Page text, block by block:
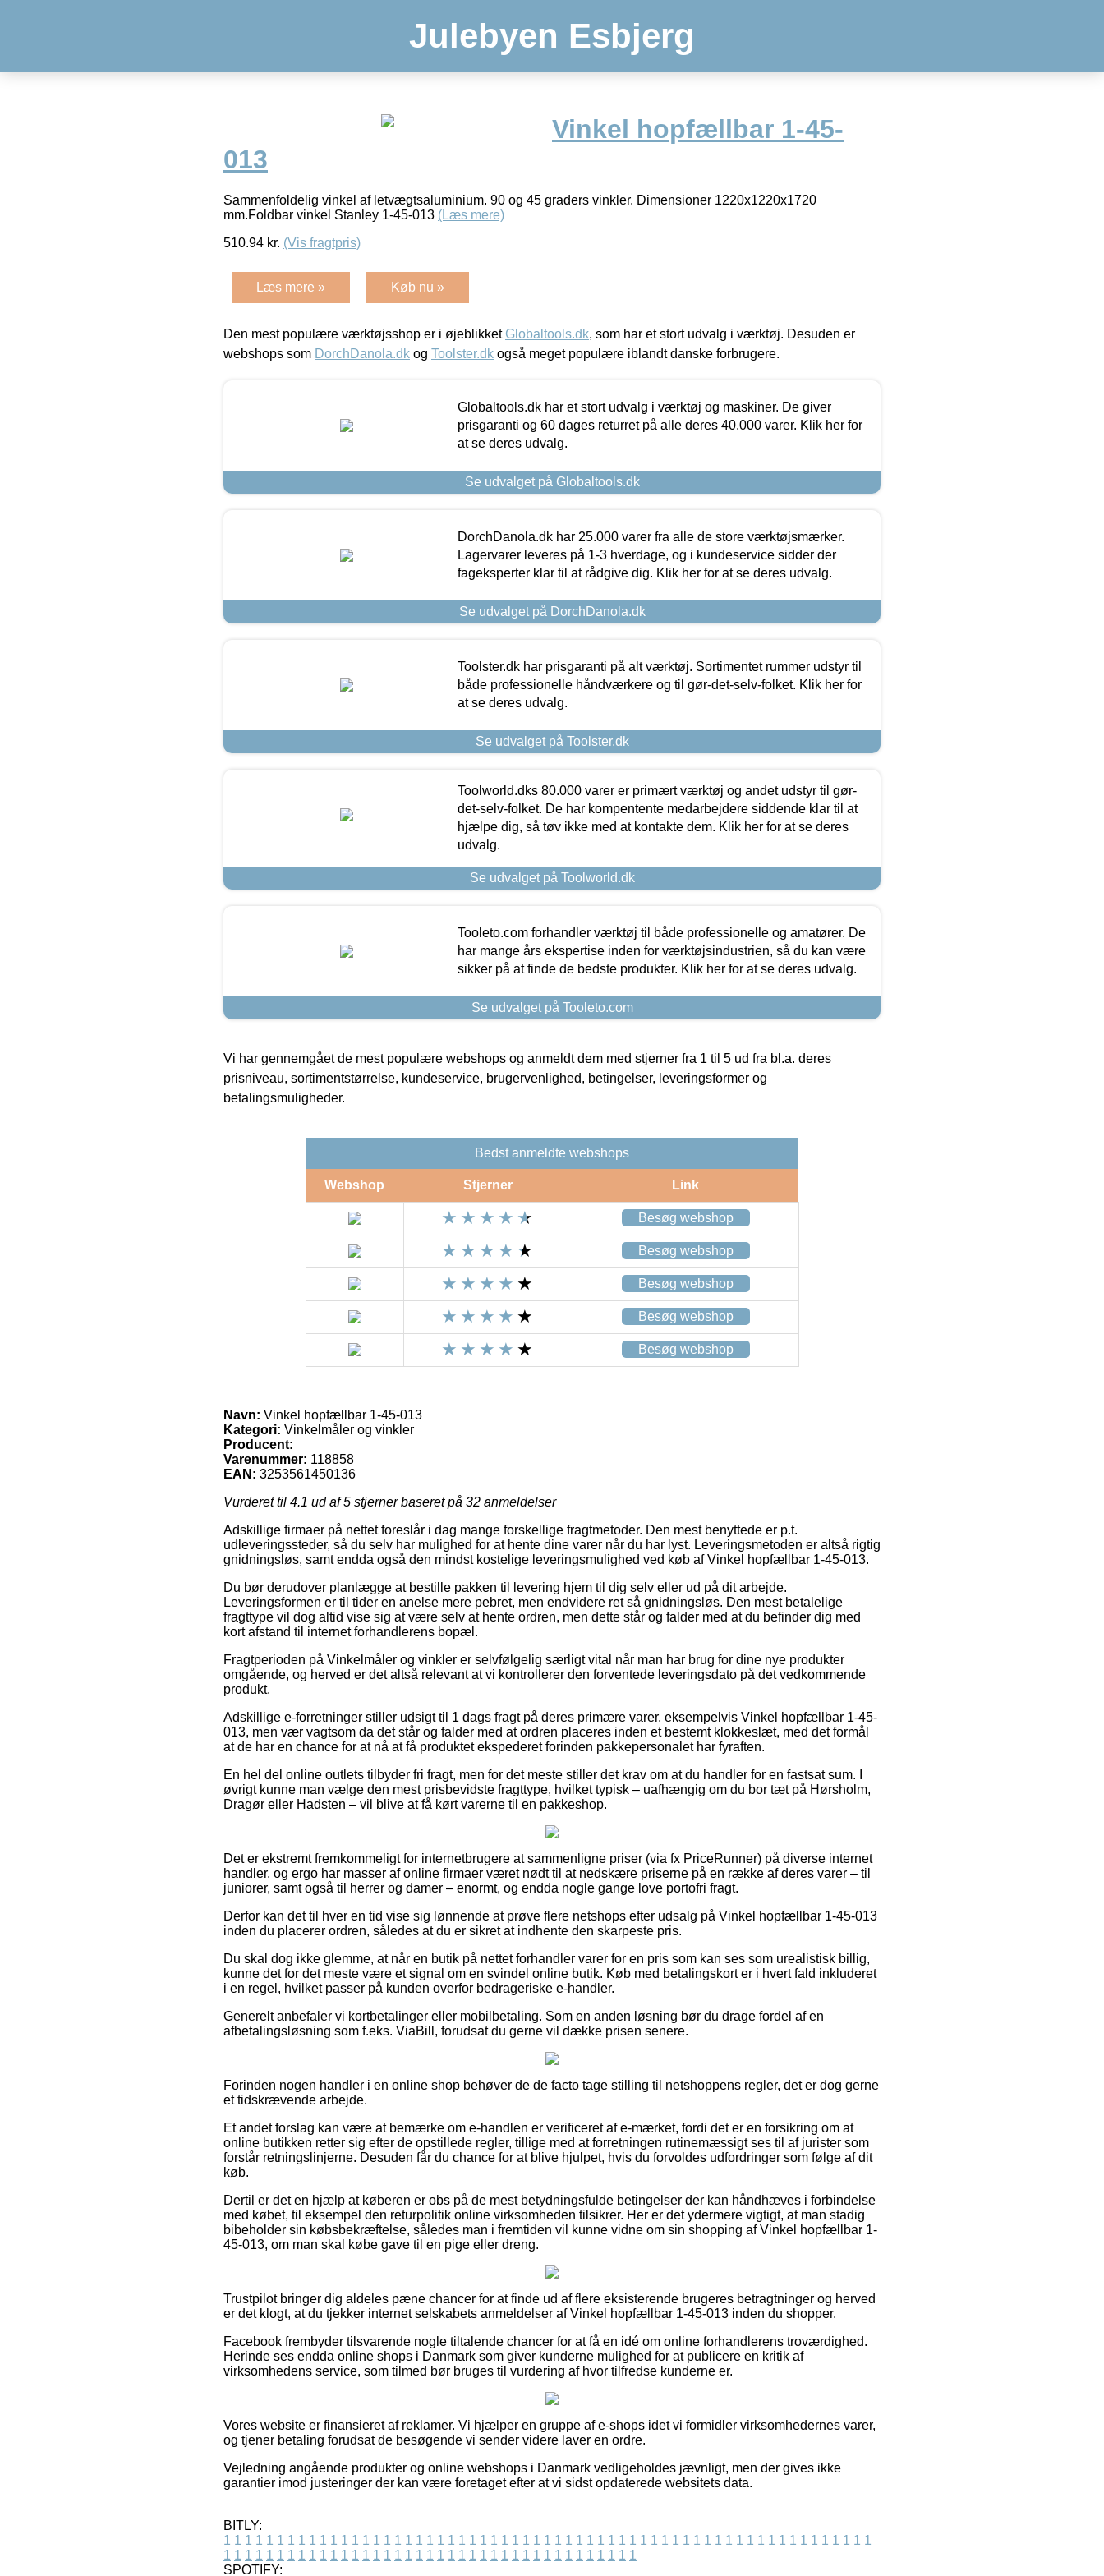
Julebyen Esbjerg
Vinkel hopfællbar 1-45-
013
Sammenfoldelig vinkel af letvægtsaluminium. 90 og 45 graders vinkler. Dimensioner 1220x1220x1720
mm.Foldbar vinkel Stanley 1-45-013 (Læs mere)
510.94 kr. (Vis fragtpris)
Læs mere » Køb nu »
Den mest populære værktøjsshop er i øjeblikket Globaltools.dk, som har et stort udvalg i værktøj. Desuden er
webshops som DorchDanola.dk og Toolster.dk også meget populære iblandt danske forbrugere.
Globaltools.dk har et stort udvalg i værktøj og maskiner. De giver
prisgaranti og 60 dages returret på alle deres 40.000 varer. Klik her for
at se deres udvalg.
Se udvalget på Globaltools.dk
DorchDanola.dk har 25.000 varer fra alle de store værktøjsmærker.
Lagervarer leveres på 1-3 hverdage, og i kundeservice sidder der
fageksperter klar til at rådgive dig. Klik her for at se deres udvalg.
Se udvalget på DorchDanola.dk
Toolster.dk har prisgaranti på alt værktøj. Sortimentet rummer udstyr til
både professionelle håndværkere og til gør-det-selv-folket. Klik her for
at se deres udvalg.
Se udvalget på Toolster.dk
Toolworld.dks 80.000 varer er primært værktøj og andet udstyr til gør-
det-selv-folket. De har kompentente medarbejdere siddende klar til at
hjælpe dig, så tøv ikke med at kontakte dem. Klik her for at se deres
udvalg.
Se udvalget på Toolworld.dk
Tooleto.com forhandler værktøj til både professionelle og amatører. De
har mange års ekspertise inden for værktøjsindustrien, så du kan være
sikker på at finde de bedste produkter. Klik her for at se deres udvalg.
Se udvalget på Tooleto.com
Vi har gennemgået de mest populære webshops og anmeldt dem med stjerner fra 1 til 5 ud fra bl.a. deres
prisniveau, sortimentstørrelse, kundeservice, brugervenlighed, betingelser, leveringsformer og
betalingsmuligheder.
Bedst anmeldte webshops
Webshop Stjerner Link
Besøg webshop
Besøg webshop
Besøg webshop
Besøg webshop
Besøg webshop
Navn: Vinkel hopfællbar 1-45-013
Kategori: Vinkelmåler og vinkler
Producent:
Varenummer: 118858
EAN: 3253561450136
Vurderet til 4.1 ud af 5 stjerner baseret på 32 anmeldelser
Adskillige firmaer på nettet foreslår i dag mange forskellige fragtmetoder. Den mest benyttede er p.t.
udleveringssteder, så du selv har mulighed for at hente dine varer når du har lyst. Leveringsmetoden er altså rigtig
gnidningsløs, samt endda også den mindst kostelige leveringsmulighed ved køb af Vinkel hopfællbar 1-45-013.
Du bør derudover planlægge at bestille pakken til levering hjem til dig selv eller ud på dit arbejde.
Leveringsformen er til tider en anelse mere pebret, men endvidere ret så gnidningsløs. Den mest betalelige
fragttype vil dog altid vise sig at være selv at hente ordren, men dette står og falder med at du befinder dig med
kort afstand til internet forhandlerens bopæl.
Fragtperioden på Vinkelmåler og vinkler er selvfølgelig særligt vital når man har brug for dine nye produkter
omgående, og herved er det altså relevant at vi kontrollerer den forventede leveringsdato på det vedkommende
produkt.
Adskillige e-forretninger stiller udsigt til 1 dags fragt på deres primære varer, eksempelvis Vinkel hopfællbar 1-45-
013, men vær vagtsom da det står og falder med at ordren placeres inden et bestemt klokkeslæt, med det formål
at de har en chance for at nå at få produktet ekspederet forinden pakkepersonalet har fyraften.
En hel del online outlets tilbyder fri fragt, men for det meste stiller det krav om at du handler for en fastsat sum. I
øvrigt kunne man vælge den mest prisbevidste fragttype, hvilket typisk – uafhængig om du bor tæt på Hørsholm,
Dragør eller Hadsten – vil blive at få kørt varerne til en pakkeshop.
Det er ekstremt fremkommeligt for internetbrugere at sammenligne priser (via fx PriceRunner) på diverse internet
handler, og ergo har masser af online firmaer været nødt til at nedskære priserne på en række af deres varer – til
juniorer, samt også til herrer og damer – enormt, og endda nogle gange love portofri fragt.
Derfor kan det til hver en tid vise sig lønnende at prøve flere netshops efter udsalg på Vinkel hopfællbar 1-45-013
inden du placerer ordren, således at du er sikret at indhente den skarpeste pris.
Du skal dog ikke glemme, at når en butik på nettet forhandler varer for en pris som kan ses som urealistisk billig,
kunne det for det meste være et signal om en svindel online butik. Køb med betalingskort er i hvert fald inkluderet
i en regel, hvilket passer på kunden overfor bedrageriske e-handler.
Generelt anbefaler vi kortbetalinger eller mobilbetaling. Som en anden løsning bør du drage fordel af en
afbetalingsløsning som f.eks. ViaBill, forudsat du gerne vil dække prisen senere.
Forinden nogen handler i en online shop behøver de de facto tage stilling til netshoppens regler, det er dog gerne
et tidskrævende arbejde.
Et andet forslag kan være at bemærke om e-handlen er verificeret af e-mærket, fordi det er en forsikring om at
online butikken retter sig efter de opstillede regler, tillige med at forretningen rutinemæssigt ses til af jurister som
forstår retningslinjerne. Desuden får du chance for at blive hjulpet, hvis du forvoldes udfordringer som følge af dit
køb.
Dertil er det en hjælp at køberen er obs på de mest betydningsfulde betingelser der kan håndhæves i forbindelse
med købet, til eksempel den returpolitik online virksomheden tilsikrer. Her er det ydermere vigtigt, at man stadig
bibeholder sin købsbekræftelse, således man i fremtiden vil kunne vidne om sin shopping af Vinkel hopfællbar 1-
45-013, om man skal købe gave til en pige eller dreng.
Trustpilot bringer dig aldeles pæne chancer for at finde ud af flere eksisterende brugeres betragtninger og herved
er det klogt, at du tjekker internet selskabets anmeldelser af Vinkel hopfællbar 1-45-013 inden du shopper.
Facebook frembyder tilsvarende nogle tiltalende chancer for at få en idé om online forhandlerens troværdighed.
Herinde ses endda online shops i Danmark som giver kunderne mulighed for at publicere en kritik af
virksomhedens service, som tilmed bør bruges til vurdering af hvor tilfredse kunderne er.
Vores website er finansieret af reklamer. Vi hjælper en gruppe af e-shops idet vi formidler virksomhedernes varer,
og tjener betaling forudsat de besøgende vi sender videre laver en ordre.
Vejledning angående produkter og online webshops i Danmark vedligeholdes jævnligt, men der gives ikke
garantier imod justeringer der kan være foretaget efter at vi sidst opdaterede websitets data.
BITLY:
1 1 1 1 1 1 1 1 1 1 1 1 1 1 1 1 1 1 1 1 1 1 1 1 1 1 1 1 1 1 1 1 1 1 1 1 1 1 1 1 1 1 1 1 1 1 1 1 1 1 1 1 1 1 1 1 1 1 1 1 1
1 1 1 1 1 1 1 1 1 1 1 1 1 1 1 1 1 1 1 1 1 1 1 1 1 1 1 1 1 1 1 1 1 1 1 1 1 1 1
SPOTIFY: